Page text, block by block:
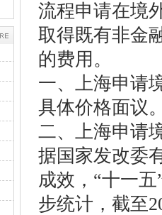
流程申请在境
取得既有非金
的费用。
一、上海申请
具体价格面议
二、上海申请
据国家发改委
成效，“十一
步统计，截至